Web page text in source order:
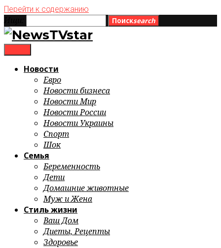
Перейти к содержанию
Поискsearch
Новости
Евро
Новости бизнеса
Новости Мир
Новости России
Новости Украины
Спорт
Шок
Семья
Беременность
Дети
Домашние животные
Муж и Жена
Стиль жизни
Ваш Дом
Диеты, Рецепты
Здоровье